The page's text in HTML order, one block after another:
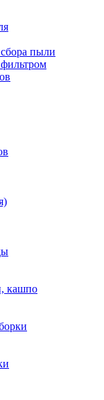
пыли
кашпо